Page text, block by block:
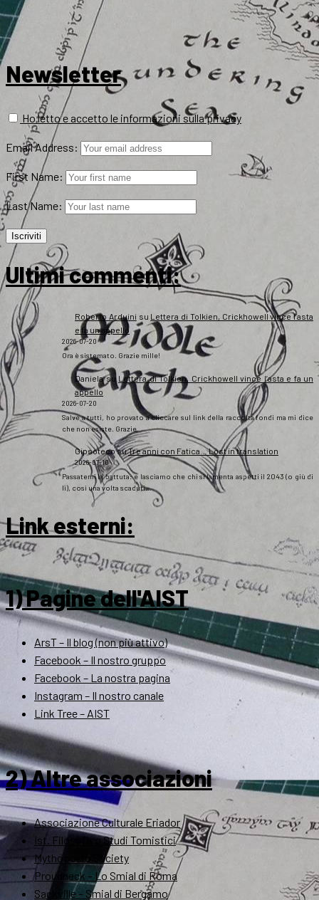
Newsletter
Ho letto e accetto le informazioni sulla privacy
Email Address:
First Name:
Last Name:
Ultimi commenti:
Roberto Arduini su Lettera di Tolkien, Crickhowell vince l’asta
e fa un appello
2026-07-20
Ora è sistemato. Grazie mille!
DanielasuLettera di Tolkien, Crickhowell vince l’asta e fa un
appello
2026-07-20
Salve a tutti, ho provato a cliccare sul link della raccolta fondi ma mi dice
che non esiste. Grazie
GipsotecosuTre anni con Fatica… Lost in translation
2026-07-10
Passatemi la battuta: e lasciamo che chi si lamenta aspetti il 2043 (o giù di
lì), così una volta scaduti…
Link esterni:
1) Pagine dell'AIST
ArsT – Il blog (non più attivo)
Facebook – Il nostro gruppo
Facebook – La nostra pagina
Instagram – Il nostro canale
Link Tree – AIST
2) Altre associazioni
Associazione Culturale Eriador
Ist. Filosofico Studi Tomistici
Mythopoeic Society
Proudneck – Lo Smial di Roma
Sackville – Smial di Bergamo